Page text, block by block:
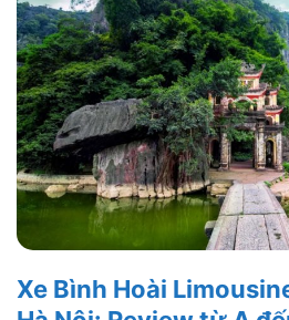
Xe Bình Hoài